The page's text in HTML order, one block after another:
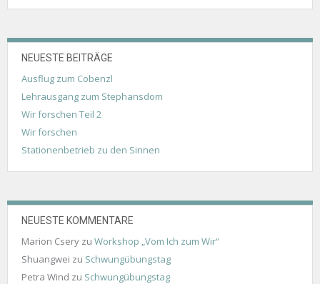
NEUESTE BEITRÄGE
Ausflug zum Cobenzl
Lehrausgang zum Stephansdom
Wir forschen Teil 2
Wir forschen
Stationenbetrieb zu den Sinnen
NEUESTE KOMMENTARE
Marion Csery zu Workshop „Vom Ich zum Wir“
Shuangwei zu Schwungübungstag
Petra Wind zu Schwungübungstag